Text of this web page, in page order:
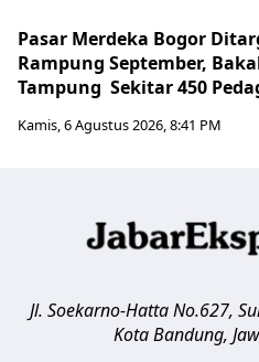
Pasar Merdeka Bogor
Rampung September,
Tampung Sekitar 450
Kamis, 6 Agustus 2026, 8:41 PM
Jl. Soekarno-Hatta No.627,
Kota Bandung,